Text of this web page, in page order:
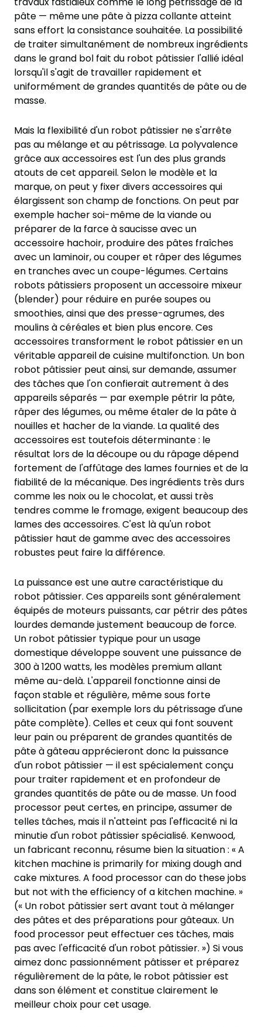
pâte — même une pâte à pizza collante atteint
sans effort la consistance souhaitée. La possibilité
de traiter simultanément de nombreux ingrédients
dans le grand bol fait du robot pâtissier l'allié idéal
lorsqu'il s'agit de travailler rapidement et
uniformément de grandes quantités de pâte ou de
masse.
Mais la flexibilité d'un robot pâtissier ne s'arrête
pas au mélange et au pétrissage. La polyvalence
grâce aux accessoires est l'un des plus grands
atouts de cet appareil. Selon le modèle et la
marque, on peut y fixer divers accessoires qui
élargissent son champ de fonctions. On peut par
exemple hacher soi-même de la viande ou
préparer de la farce à saucisse avec un
accessoire hachoir, produire des pâtes fraîches
avec un laminoir, ou couper et râper des légumes
en tranches avec un coupe-légumes. Certains
robots pâtissiers proposent un accessoire mixeur
(blender) pour réduire en purée soupes ou
smoothies, ainsi que des presse-agrumes, des
moulins à céréales et bien plus encore. Ces
accessoires transforment le robot pâtissier en un
véritable appareil de cuisine multifonction. Un bon
robot pâtissier peut ainsi, sur demande, assumer
des tâches que l'on confierait autrement à des
appareils séparés — par exemple pétrir la pâte,
râper des légumes, ou même étaler de la pâte à
nouilles et hacher de la viande. La qualité des
accessoires est toutefois déterminante : le
résultat lors de la découpe ou du râpage dépend
fortement de l'affûtage des lames fournies et de la
fiabilité de la mécanique. Des ingrédients très durs
comme les noix ou le chocolat, et aussi très
tendres comme le fromage, exigent beaucoup des
lames des accessoires. C'est là qu'un robot
pâtissier haut de gamme avec des accessoires
robustes peut faire la différence.
La puissance est une autre caractéristique du
robot pâtissier. Ces appareils sont généralement
équipés de moteurs puissants, car pétrir des pâtes
lourdes demande justement beaucoup de force.
Un robot pâtissier typique pour un usage
domestique développe souvent une puissance de
300 à 1200 watts, les modèles premium allant
même au-delà. L'appareil fonctionne ainsi de
façon stable et régulière, même sous forte
sollicitation (par exemple lors du pétrissage d'une
pâte complète). Celles et ceux qui font souvent
leur pain ou préparent de grandes quantités de
pâte à gâteau apprécieront donc la puissance
d'un robot pâtissier — il est spécialement conçu
pour traiter rapidement et en profondeur de
grandes quantités de pâte ou de masse. Un food
processor peut certes, en principe, assumer de
telles tâches, mais il n'atteint pas l'efficacité ni la
minutie d'un robot pâtissier spécialisé. Kenwood,
un fabricant reconnu, résume bien la situation : « A
kitchen machine is primarily for mixing dough and
cake mixtures. A food processor can do these jobs
but not with the efficiency of a kitchen machine. »
(« Un robot pâtissier sert avant tout à mélanger
des pâtes et des préparations pour gâteaux. Un
food processor peut effectuer ces tâches, mais
pas avec l'efficacité d'un robot pâtissier. ») Si vous
aimez donc passionnément pâtisser et préparez
régulièrement de la pâte, le robot pâtissier est
dans son élément et constitue clairement le
meilleur choix pour cet usage.